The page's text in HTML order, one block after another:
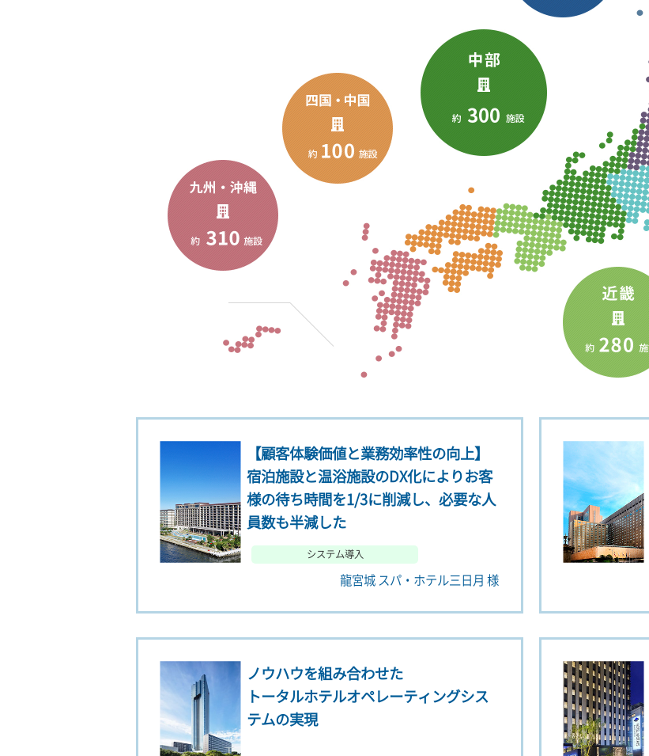
【顧客体験価値と業務効率性の向上】
宿泊施設と温浴施設のDX化によりお客
様の待ち時間を1/3に削減し、必要な人
員数も半減した
システム導入
龍宮城 スパ・ホテル三日月 様
ノウハウを組み合わせた
トータルホテルオペレーティングシス
テムの実現